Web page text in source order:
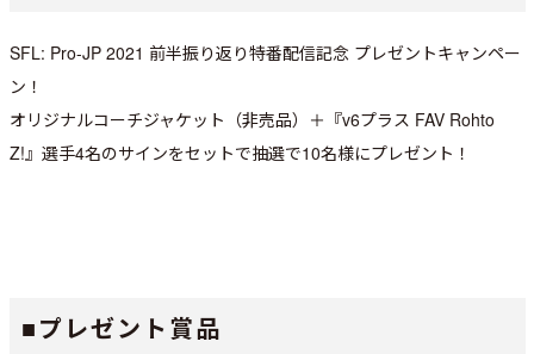
SFL: Pro-JP 2021 前半振り返り特番配信記念 プレゼントキャンペー
ン！
オリジナルコーチジャケット（非売品）＋『v6プラス FAV Rohto
Z!』選手4名のサインをセットで抽選で10名様にプレゼント！
■プレゼント賞品